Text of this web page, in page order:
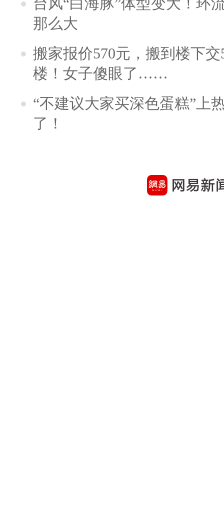
那么大
搬家报价570元，搬到楼下
楼！女子傻眼了……
“不建议大家买深色蛋糕”上
了！